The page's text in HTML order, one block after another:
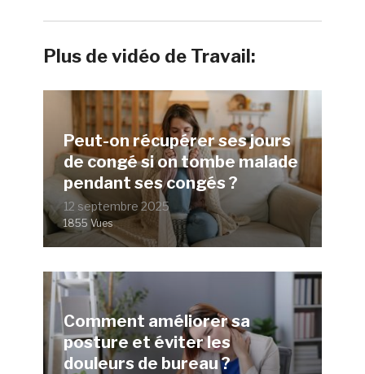
Plus de vidéo de Travail:
Peut-on récupérer ses jours
de congé si on tombe malade
pendant ses congés ?
12 septembre 2025
1855 Vues
Comment améliorer sa
posture et éviter les
douleurs de bureau ?